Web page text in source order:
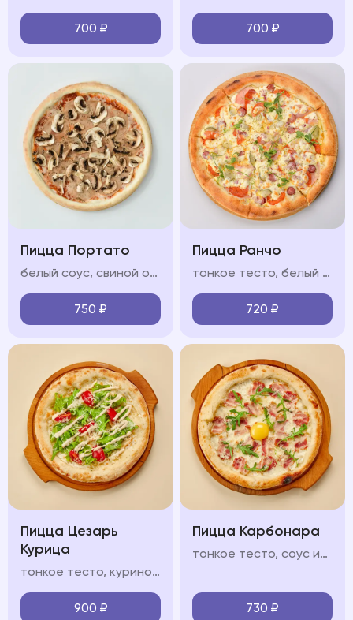
700 ₽ 700 ₽
Пицца Портато
белый соус, свиной окорок, охотничьи колбаски, бекон сырокопчёный, моцарелла, красный лук, соус барбекю
750 ₽
Пицца Ранчо
тонкое тесто, белый соус, ветчина, охотничьи колбаски, салями, моцарелла, красный лук, яйцо
720 ₽
Пицца Цезарь
Курица
тонкое тесто, куриное филе, соус "Цезарь", помидоры черри, сливочный соус, моцарелла, зелень микс, пармезан
900 ₽
Пицца Карбонара
тонкое тесто, соус из томатов, моцарелла, бекон, пармезан, прованские травы, чеснок
730 ₽